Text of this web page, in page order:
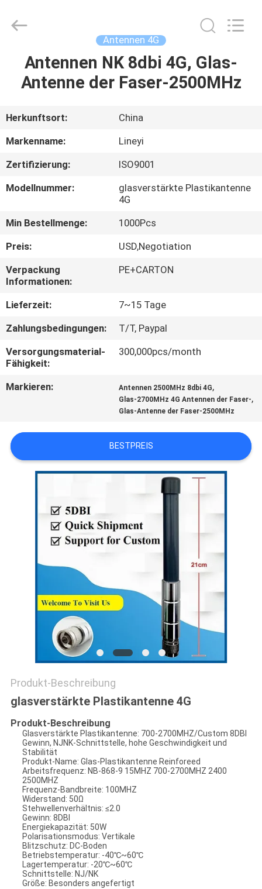
HAUS
ÜBER
UNS
FABRIK-
AUSFLUG
QUALITÄTSKONTROLLE
TRETEN
SIE
MIT
UNS
IN
VERBINDUNG
FÄLLE
PRIVACY
2021
Electronics.
Reserved.
Antennen 4G
Antennen NK 8dbi 4G, Glas-
Antenne der Faser-2500MHz
Herkunftsort:
China
Markenname:
Lineyi
Zertifizierung:
ISO9001
Modellnummer:
glasverstärkte Plastikantenne
4G
Min Bestellmenge:
1000Pcs
Preis:
USD,Negotiation
Verpackung
Informationen:
PE+CARTON
Lieferzeit:
7~15 Tage
Zahlungsbedingungen:
T/T, Paypal
Versorgungsmaterial-
Fähigkeit:
300,000pcs/month
Markieren: Antennen 2500MHz 8dbi 4G,
Glas-2700MHz 4G Antennen der Faser-,
Glas-Antenne der Faser-2500MHz
BESTPREIS
Produkt-Beschreibung
glasverstärkte Plastikantenne 4G
Produkt-Beschreibung
Glasverstärkte Plastikantenne: 700-2700MHZ/Custom 8DBI
Gewinn, NJNK-Schnittstelle, hohe Geschwindigkeit und
Stabilität
Produkt-Name: Glas-Plastikantenne Reinforeed
Arbeitsfrequenz: NB-868-9 15MHZ 700-2700MHZ 2400
2500MHZ
Frequenz-Bandbreite: 100MHZ
Widerstand: 50Ω
Stehwellenverhältnis: ≤2.0
Gewinn: 8DBI
Energiekapazität: 50W
Polarisationsmodus: Vertikale
Blitzschutz: DC-Boden
Betriebstemperatur: -40℃~60℃
Lagertemperatur: -20℃~60℃
Schnittstelle: NJ/NK
Größe: Besonders angefertigt